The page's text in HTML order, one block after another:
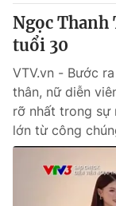
Ngọc Thanh
tuổi 30
VTV.vn - Bước
thân, nữ diễn
rỡ nhất trong sự
lớn từ công